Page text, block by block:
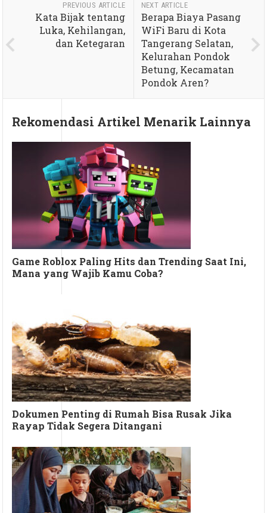
PREVIOUS ARTICLE
Kata Bijak tentang
Luka, Kehilangan,
dan Ketegaran
NEXT ARTICLE
Berapa Biaya Pasang
WiFi Baru di Kota
Tangerang Selatan,
Kelurahan Pondok
Betung, Kecamatan
Pondok Aren?
Rekomendasi Artikel Menarik Lainnya
Game Roblox Paling Hits dan Trending Saat Ini,
Mana yang Wajib Kamu Coba?
Dokumen Penting di Rumah Bisa Rusak Jika
Rayap Tidak Segera Ditangani